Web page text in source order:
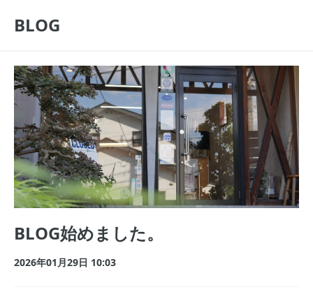
BLOG
BLOG始めました。
2026年01月29日 10:03